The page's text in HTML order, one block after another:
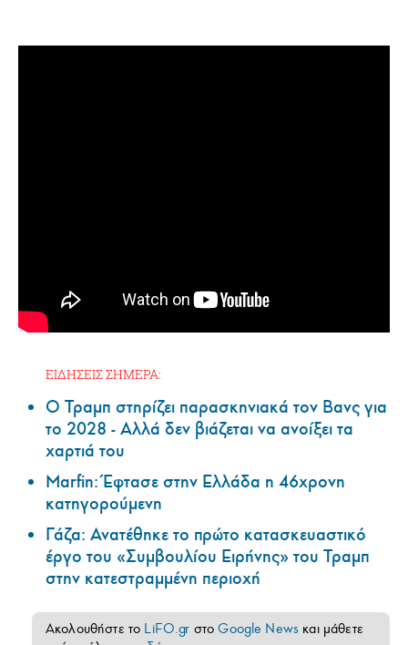
ΕΙΔΗΣΕΙΣ ΣΗΜΕΡΑ:
Ο Τραμπ στηρίζει παρασκηνιακά τον Βανς για
το 2028 - Αλλά δεν βιάζεται να ανοίξει τα
χαρτιά του
Marfin: Έφτασε στην Ελλάδα η 46χρονη
κατηγορούμενη
Γάζα: Ανατέθηκε το πρώτο κατασκευαστικό
έργο του «Συμβουλίου Ειρήνης» του Τραμπ
στην κατεστραμμένη περιοχή
Ακολουθήστε το LiFO.gr στοGoogle News και μάθετε